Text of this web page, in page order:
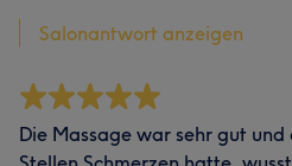
Salonantwort anzeigen
Die Massage war sehr gut